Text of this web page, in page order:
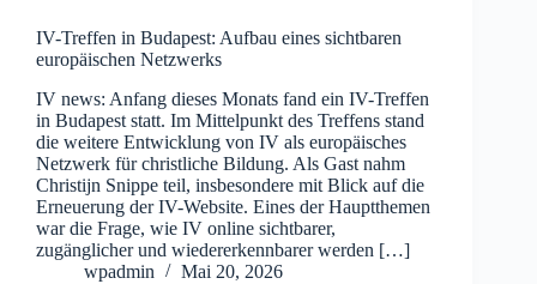
IV-Treffen in Budapest: Aufbau eines sichtbaren
europäischen Netzwerks
IV news: Anfang dieses Monats fand ein IV-Treffen
in Budapest statt. Im Mittelpunkt des Treffens stand
die weitere Entwicklung von IV als europäisches
Netzwerk für christliche Bildung. Als Gast nahm
Christijn Snippe teil, insbesondere mit Blick auf die
Erneuerung der IV-Website. Eines der Hauptthemen
war die Frage, wie IV online sichtbarer,
zugänglicher und wiedererkennbarer werden […]
wpadmin
Mai 20, 2026